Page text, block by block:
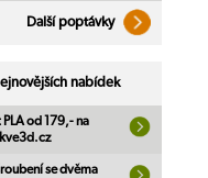
Další poptávky
nabídek
PLA od 179,- na
se dvěma